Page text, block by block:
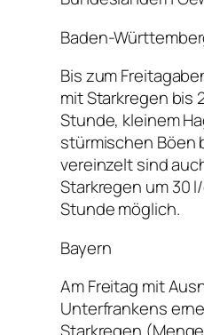
Baden-
Bis zum
mit Starkregen bis
Stunde, kleinem
stürmischen Böen
vereinzelt sind
Starkregen um 30
Stunde möglich.
Bayern
Am Freitag mit
Unterfrankens